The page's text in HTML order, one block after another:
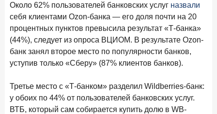
15 апреля 2026 года ИССЛЕДОВАНИЕ
Маркетинговые акции брокеров: обзор механик и
трендов
10 апреля 2026 года ИССЛЕДОВАНИЕ
ДНК современного ипотечного клиента
По итогам марта 2026 года объем выдач кредитов
составил 925,7 млрд руб.
Около 62% пользователей банковских услуг назвали
себя клиентами Ozon-банка — его доля почти на 20
процентных пунктов превысила результат «Т-банка»
(44%), следует из опроса ВЦИОМ. В результате Ozon-
банк занял второе место по популярности банков,
уступив только «Сберу» (87% клиентов банков).
Третье место с «Т-банком» разделил Wildberries-банк:
у обоих по 44% от пользователей банковских услуг.
ВТБ, который сам собирается купить долю в WB-